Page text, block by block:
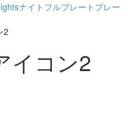
ナイト フルプレート プレー
2
イコン2